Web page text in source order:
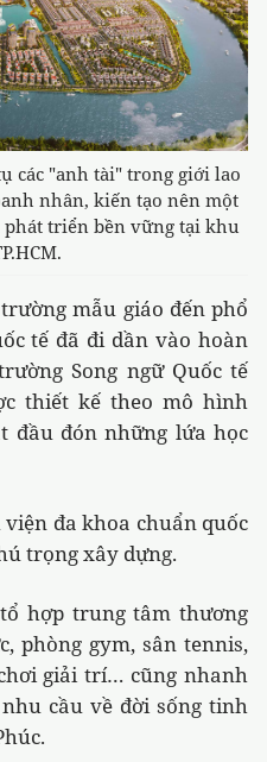
các "anh tài" trong giới lao
nhân, kiến tạo nên một
triển bền vững tại khu
mẫu giáo đến phổ
tế đã đi dần vào hoàn
Song ngữ Quốc tế
thiết kế theo mô hình
đầu đón những lứa học
đa khoa chuẩn quốc
trọng xây dựng.
hợp trung tâm thương
phòng gym, sân tennis,
giải trí… cũng nhanh
cầu về đời sống tinh